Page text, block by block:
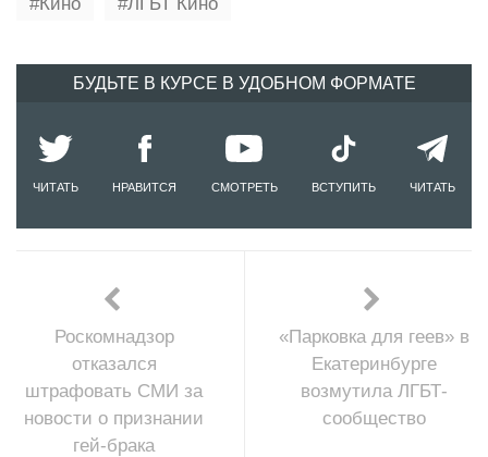
Кино ЛГБТ Кино
БУДЬТЕ В КУРСЕ В УДОБНОМ ФОРМАТЕ
ЧИТАТЬ НРАВИТСЯ СМОТРЕТЬ ВСТУПИТЬ ЧИТАТЬ
Роскомнадзор
отказался
штрафовать СМИ за
новости о признании
гей-брака
«Парковка для геев» в
Екатеринбурге
возмутила ЛГБТ-
сообщество